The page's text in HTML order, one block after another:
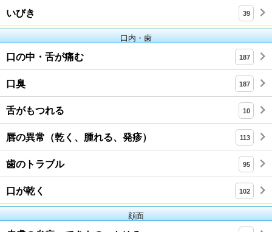
いびき 39
口内・歯
口の中・舌が痛む 187
口臭 187
舌がもつれる 10
唇の異常（乾く、腫れる、発疹） 113
歯のトラブル 95
口が乾く 102
顔面